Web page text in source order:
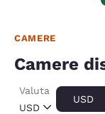
CAMERE
Camere
USD
Valuta
USD